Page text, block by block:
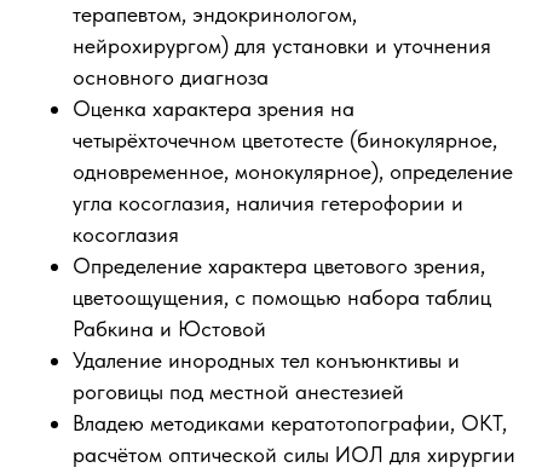
терапевтом, эндокринологом,
нейрохирургом) для установки и уточнения
основного диагноза
Оценка характера зрения на
четырёхточечном цветотесте (бинокулярное,
одновременное, монокулярное), определение
угла косоглазия, наличия гетерофории и
косоглазия
Определение характера цветового зрения,
цветоощущения, с помощью набора таблиц
Рабкина и Юстовой
Удаление инородных тел конъюнктивы и
роговицы под местной анестезией
Владею методиками кератотопографии, ОКТ,
расчётом оптической силы ИОЛ для хирургии